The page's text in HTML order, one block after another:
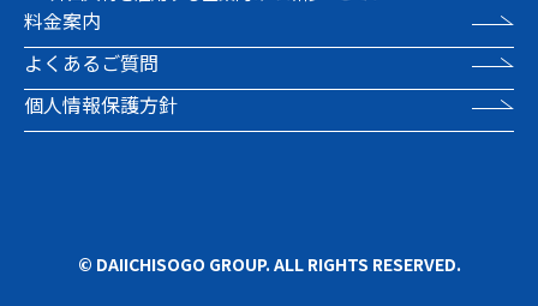
料金案内
よくあるご質問
個人情報保護方針
© DAIICHISOGO GROUP. ALL RIGHTS RESERVED.